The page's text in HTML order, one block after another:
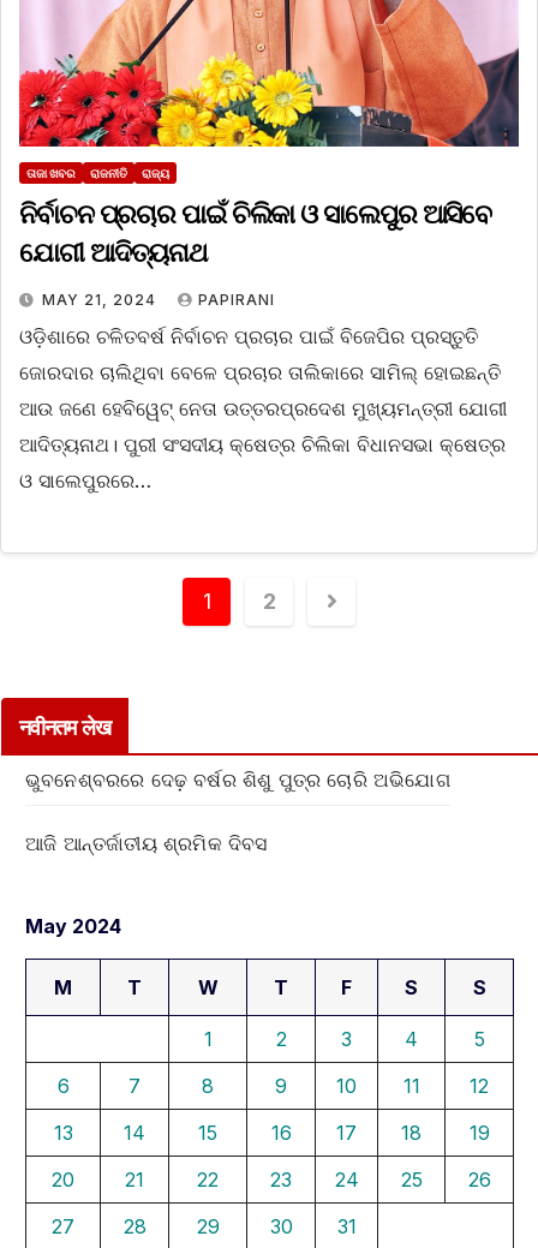
ତାଜା ଖବର ରାଜନୀତି ରାଜ୍ୟ
ନିର୍ବାଚନ ପ୍ରଚାର ପାଇଁ ଚିଲିକା ଓ ସାଲେପୁର ଆସିବେ
ଯୋଗୀ ଆଦିତ୍ୟନାଥ
MAY 21, 2024 PAPIRANI
ଓଡ଼ିଶାରେ ଚଳିତବର୍ଷ ନିର୍ବାଚନ ପ୍ରଚାର ପାଇଁ ବିଜେପିର ପ୍ରସ୍ତୁତି
ଜୋରଦାର ଚାଲିଥିବା ବେଳେ ପ୍ରଚାର ତାଲିକାରେ ସାମିଲ୍ ହୋଇଛନ୍ତି
ଆଉ ଜଣେ ହେବିୱେଟ୍ ନେତା ଉତ୍ତରପ୍ରଦେଶ ମୁଖ୍ୟମନ୍ତ୍ରୀ ଯୋଗୀ
ଆଦିତ୍ୟନାଥ। ପୁରୀ ସଂସଦୀୟ କ୍ଷେତ୍ର ଚିଲିକା ବିଧାନସଭା କ୍ଷେତ୍ର
ଓ ସାଲେପୁରରେ…
1 2
नवीनतम लेख
ଭୁବନେଶ୍ବରରେ ଦେଢ଼ ବର୍ଷର ଶିଶୁ ପୁତ୍ର ଚୋରି ଅଭିଯୋଗ
ଆଜି ଆନ୍ତର୍ଜାତୀୟ ଶ୍ରମିକ ଦିବସ
May 2024
M T W T F S S
1 2 3 4
5
6
7 8 9 10 11
12
13
14 15 16 17 18
19
20
21 22 23 24 25
26
27
28 29 30 31